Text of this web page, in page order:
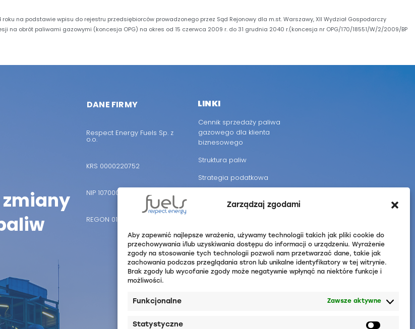
Zarządzaj zgodami
Aby zapewnić najlepsze wrażenia, używamy technologii takich jak pliki cookie do
przechowywania i/lub uzyskiwania dostępu do informacji o urządzeniu. Wyrażenie
zgody na stosowanie tych technologii pozwoli nam przetwarzać dane, takie jak
zachowania podczas przeglądania stron lub unikalne identyfikatory w tej witrynie.
Brak zgody lub wycofanie zgody może negatywnie wpłynąć na niektóre funkcje i
możliwości.
Funkcjonalne Zawsze aktywne
Statystyczne
na podstawie wpisu do rejestru przedsiębiorców prowadzonego przez Sąd Rejonowy dla m.st. Warszawy, XII Wydział Gospodarczy
na obrót paliwami gazowymi (koncesja OPG) na okres od 15 czerwca 2009 r. do 31 grudnia 2040 r.(koncesja nr OPG/170/18551/W/2/2009/BP
DANE FIRMY
Respect Energy Fuels Sp. z
o.o.
KRS 0000220752
NIP 1070001436
REGON 015874865
LINKI
Cennik sprzedaży paliwa
gazowego dla klienta
biznesowego
Struktura paliw
Strategia podatkowa
ziemnego
elektrycznej
Koncesja OPG
Koncesja OGZ